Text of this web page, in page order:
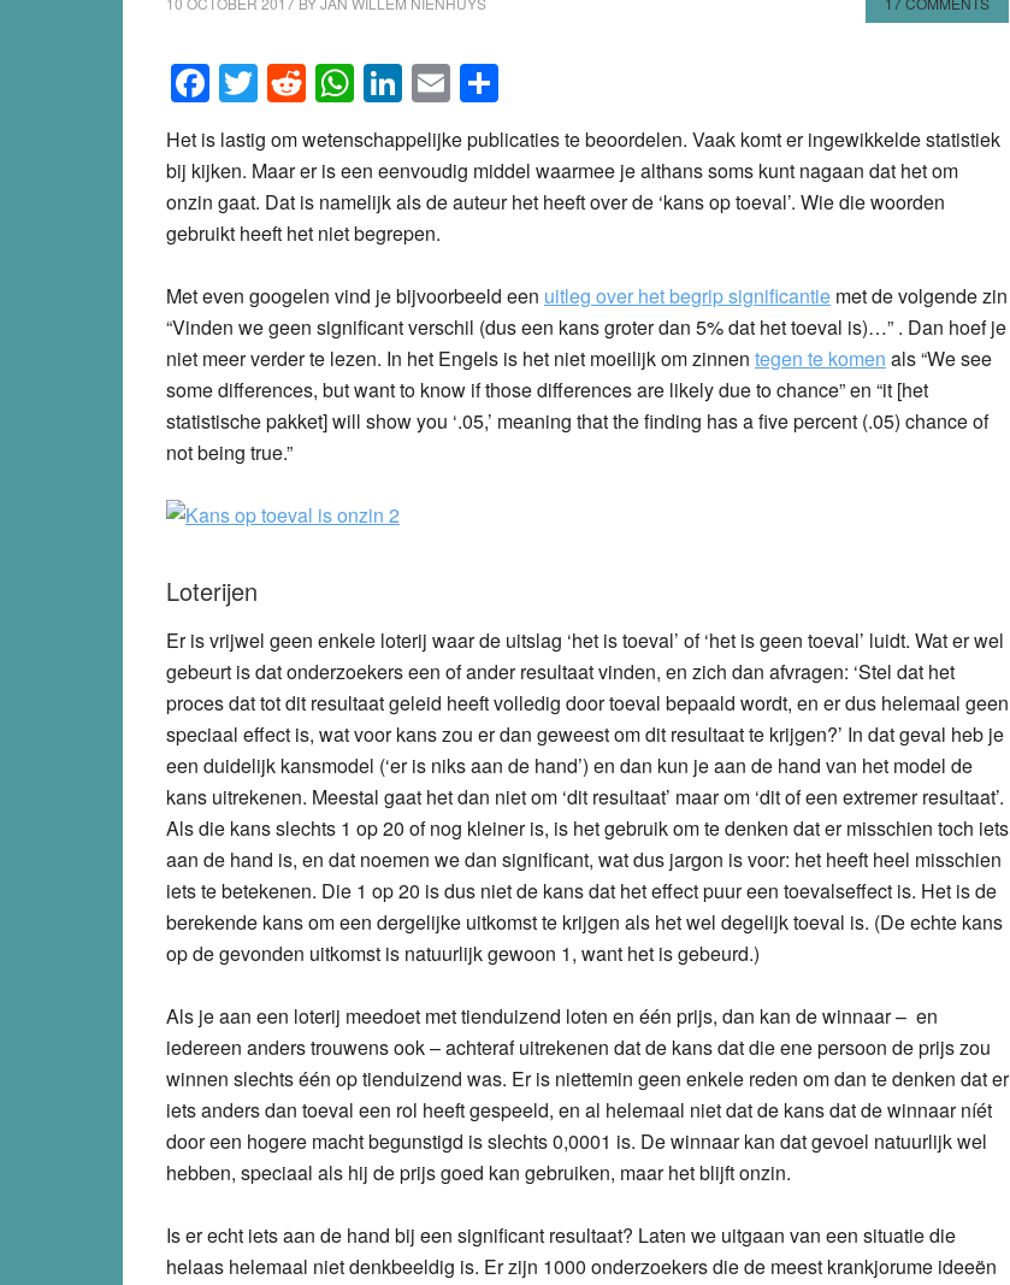
Facebook
Twitter
Reddit
WhatsApp
LinkedIn
Email
Het is lastig om wetenschappelijke publicaties te beoordelen. Vaak komt er ingewikkelde statistiek
bij kijken. Maar er is een eenvoudig middel waarmee je althans soms kunt nagaan dat het om
onzin gaat. Dat is namelijk als de auteur het heeft over de ‘kans op toeval’. Wie die woorden
gebruikt heeft het niet begrepen.
Met even googelen vind je bijvoorbeeld een uitleg over het begrip significantie met de volgende zin
“Vinden we geen significant verschil (dus een kans groter dan 5% dat het toeval is)…” . Dan hoef je
niet meer verder te lezen. In het Engels is het niet moeilijk om zinnen tegen te komen als “We see
some differences, but want to know if those differences are likely due to chance” en “it [het
statistische pakket] will show you ‘.05,’ meaning that the finding has a five percent (.05) chance of
not being true.”
Loterijen
Er is vrijwel geen enkele loterij waar de uitslag ‘het is toeval’ of ‘het is geen toeval’ luidt. Wat er wel
gebeurt is dat onderzoekers een of ander resultaat vinden, en zich dan afvragen: ‘Stel dat het
proces dat tot dit resultaat geleid heeft volledig door toeval bepaald wordt, en er dus helemaal geen
speciaal effect is, wat voor kans zou er dan geweest om dit resultaat te krijgen?’ In dat geval heb je
een duidelijk kansmodel (‘er is niks aan de hand’) en dan kun je aan de hand van het model de
kans uitrekenen. Meestal gaat het dan niet om ‘dit resultaat’ maar om ‘dit of een extremer resultaat’.
Als die kans slechts 1 op 20 of nog kleiner is, is het gebruik om te denken dat er misschien toch iets
aan de hand is, en dat noemen we dan significant, wat dus jargon is voor: het heeft heel misschien
iets te betekenen. Die 1 op 20 is dus niet de kans dat het effect puur een toevalseffect is. Het is de
berekende kans om een dergelijke uitkomst te krijgen als het wel degelijk toeval is. (De echte kans
op de gevonden uitkomst is natuurlijk gewoon 1, want het is gebeurd.)
Als je aan een loterij meedoet met tienduizend loten en één prijs, dan kan de winnaar – en
iedereen anders trouwens ook – achteraf uitrekenen dat de kans dat die ene persoon de prijs zou
winnen slechts één op tienduizend was. Er is niettemin geen enkele reden om dan te denken dat er
iets anders dan toeval een rol heeft gespeeld, en al helemaal niet dat de kans dat de winnaar níét
door een hogere macht begunstigd is slechts 0,0001 is. De winnaar kan dat gevoel natuurlijk wel
hebben, speciaal als hij de prijs goed kan gebruiken, maar het blijft onzin.
Is er echt iets aan de hand bij een significant resultaat? Laten we uitgaan van een situatie die
helaas helemaal niet denkbeeldig is. Er zijn 1000 onderzoekers die de meest krankjorume ideeën